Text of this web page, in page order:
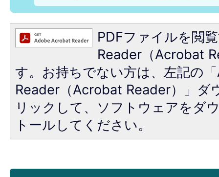
PDFファイルを閲
Reader（Acrobat
す。お持ちでない方は、左記の
Reader（Acrobat Reader）」ダ
リックして、ソフトウェアをダ
トールしてください。